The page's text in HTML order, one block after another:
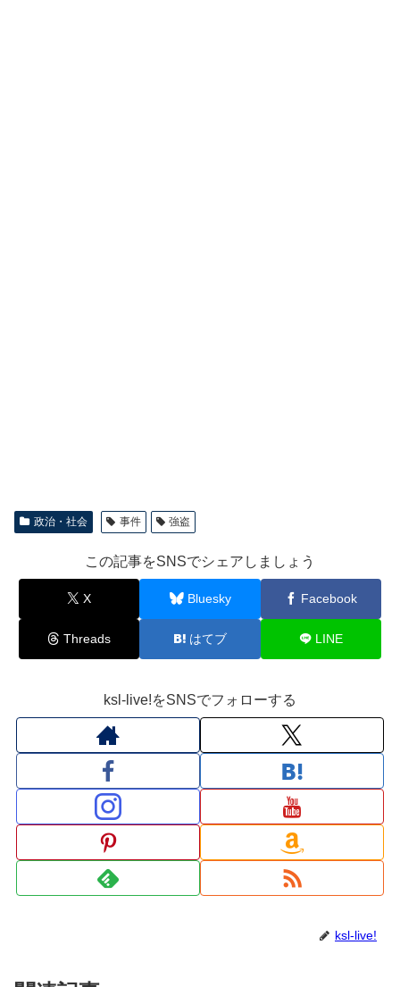
政治・社会 事件 強盗
この記事をSNSでシェアしましょう
X Bluesky Facebook
Threads はてブ LINE
ksl-live!をSNSでフォローする
ksl-live!